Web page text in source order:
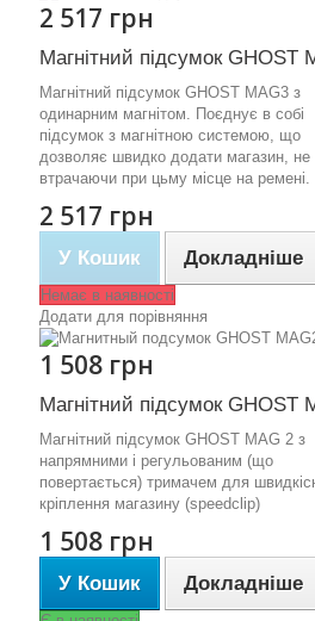
2 517 грн
Магнітний підсумок GHOST
Магнітний підсумок GHOST MAG3 з
одинарним магнітом. Поєднує в собі
підсумок з магнітною системою, що
дозволяє швидко додати магазин, не
втрачаючи при цьму місце на ремені.
2 517 грн
У Кошик Докладніше
Немає в наявності
Додати для порівняння
1 508 грн
Магнітний підсумок GHOST
Магнітний підсумок GHOST MAG 2 з
напрямними і регульованим (що
повертається) тримачем для
кріплення магазину (speedclip)
1 508 грн
У Кошик Докладніше